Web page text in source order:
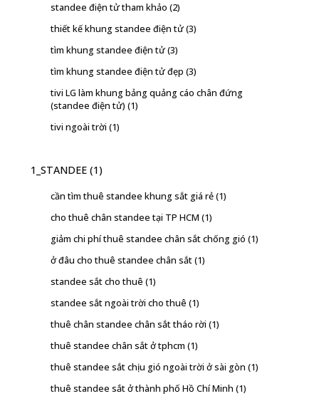
standee điện tử tham khảo (2)
thiết kế khung standee điện tử(3)
tìm khung standee điện tử(3)
tìm khung standee điện tử đẹp (3)
tivi LG làm khung bảng quảng cáo chân đứng
(standee điện tử) (1)
tivi ngoài trời (1)
1_STANDEE (1)
cần tìm thuê standee khung sắt giá rẻ(1)
cho thuê chân standee tại TP HCM (1)
giảm chi phí thuê standee chân sắt chống gió (1)
ở đâu cho thuê standee chân sắt(1)
standee sắt cho thuê (1)
standee sắt ngoài trời cho thuê (1)
thuê chân standee chân sắt tháo rời (1)
thuê standee chân sắt ở tphcm (1)
thuê standee sắt chịu gió ngoài trời ở sài gòn (1)
thuê standee sắt ở thành phố Hồ Chí Minh (1)